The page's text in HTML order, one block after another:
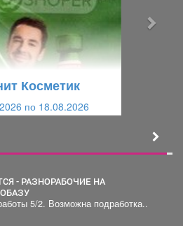
Косметик
по 18.08.2026
5/2. Возможна подработка..